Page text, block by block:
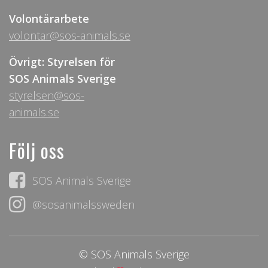
Volontärarbete
volontar@sos-animals.se
Övrigt: Styrelsen för
SOS Animals Sverige
styrelsen@sos-
animals.se
Följ oss
SOS Animals Sverige
@sosanimalssweden
© SOS Animals Sverige